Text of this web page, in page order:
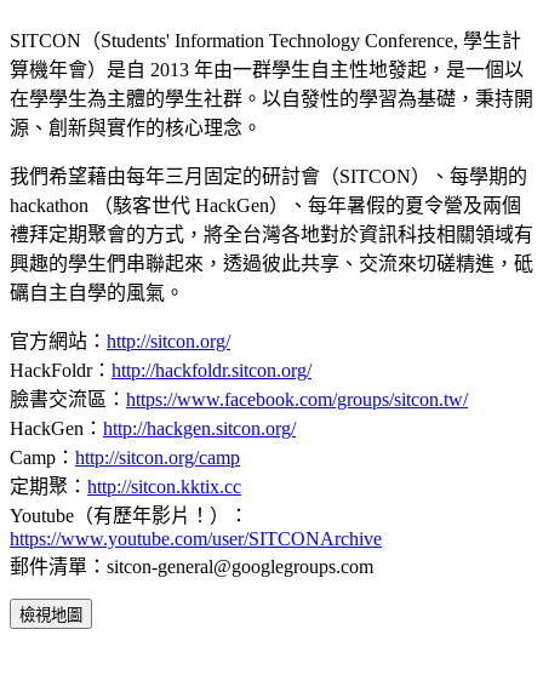
SITCON（Students' Information Technology Conference, 學生計
算機年會）是自 2013 年由一群學生自主性地發起，是一個以
在學學生為主體的學生社群。以自發性的學習為基礎，秉持開
源、創新與實作的核心理念。
我們希望藉由每年三月固定的研討會（SITCON）、每學期的
hackathon （駭客世代 HackGen）、每年暑假的夏令營及兩個
禮拜定期聚會的方式，將全台灣各地對於資訊科技相關領域有
興趣的學生們串聯起來，透過彼此共享、交流來切磋精進，砥
礪自主自學的風氣。
官方網站： http://sitcon.org/
HackFoldr： http://hackfoldr.sitcon.org/
臉書交流區： https://www.facebook.com/groups/sitcon.tw/
HackGen： http://hackgen.sitcon.org/
Camp： http://sitcon.org/camp
定期聚： http://sitcon.kktix.cc
Youtube（有歷年影片！）：
https://www.youtube.com/user/SITCONArchive
郵件清單：sitcon-general@googlegroups.com
檢視地圖